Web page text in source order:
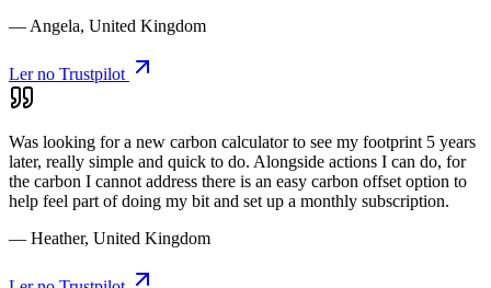
— Angela, United Kingdom
Ler no Trustpilot
Was looking for a new carbon calculator to see my footprint 5 years
later, really simple and quick to do. Alongside actions I can do, for
the carbon I cannot address there is an easy carbon offset option to
help feel part of doing my bit and set up a monthly subscription.
— Heather, United Kingdom